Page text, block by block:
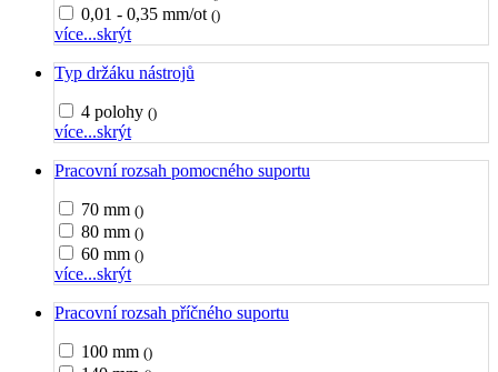
0,01 - 0,35 mm/ot ()
více...skrýt
Typ držáku nástrojů
4 polohy ()
více...skrýt
Pracovní rozsah pomocného suportu
70 mm ()
80 mm ()
60 mm ()
více...skrýt
Pracovní rozsah příčného suportu
100 mm ()